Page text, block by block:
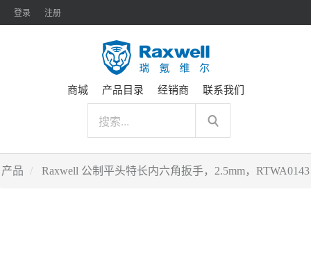
登录 注册
商城 产品目录 经销商 联系我们
产品 Raxwell 公制平头特长内六角扳手，2.5mm，RTWA0143